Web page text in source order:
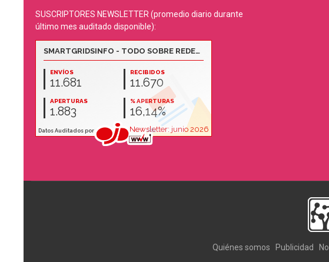
SUSCRIPTORES NEWSLETTER (promedio diario durante
último mes auditado disponible):
Quiénes somos Publicidad